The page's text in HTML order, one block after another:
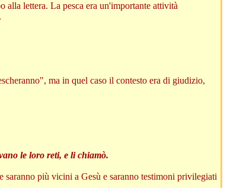
lettera. La pesca era un'importante attività
ma in quel caso il contesto era di giudizio,
le loro reti, e li chiamò.
più vicini a Gesù e saranno testimoni privilegiati